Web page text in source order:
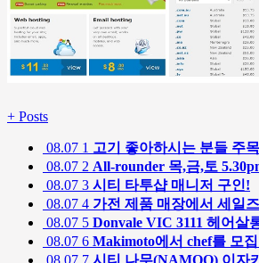
+ Posts
08.07 1 고기 좋아하시는 분들 주
08.07 2 All-rounder 목,금,토
08.07 3 시티 타투샵 매니저 구인!
08.07 4 가전 제품 매장에서 세일
08.07 5 Donvale VIC 3111 헤어살
08.07 6 Makimoto에서 chef를 모